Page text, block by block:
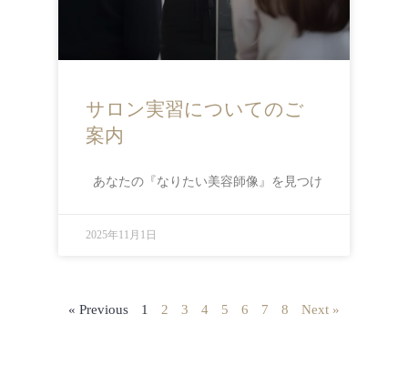
サロン実習についてのご
案内
あなたの『なりたい美容師像』を見つけ
2025年11月1日
« Previous 1 2 3 4 5 6 7 8 Next »